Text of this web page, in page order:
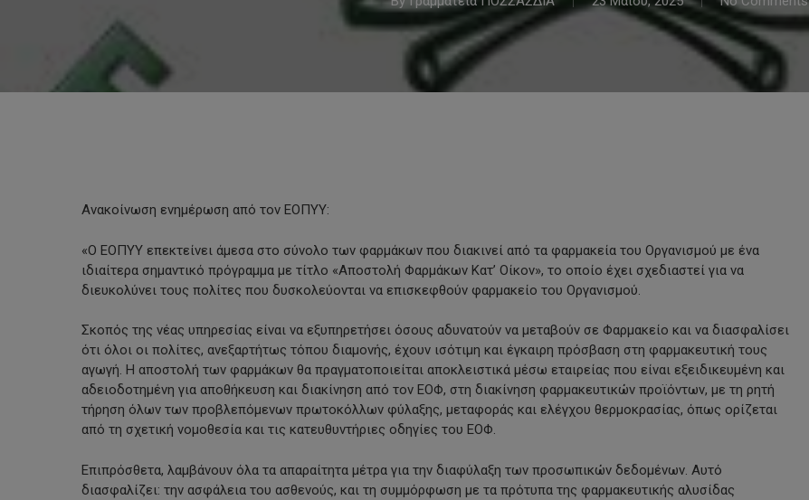
Hit enter to search or ESC to close
Ανακοίνωση ενημέρωση από τον ΕΟΠΥΥ:
«Ο ΕΟΠΥΥ επεκτείνει άμεσα στο σύνολο των φαρμάκων που διακινεί από τα φαρμακεία του Οργανισμού με ένα
ιδιαίτερα σημαντικό πρόγραμμα με τίτλο «Αποστολή Φαρμάκων Κατ’ Οίκον», το οποίο έχει σχεδιαστεί για να
διευκολύνει τους πολίτες που δυσκολεύονται να επισκεφθούν φαρμακείο του Οργανισμού.
Σκοπός της νέας υπηρεσίας είναι να εξυπηρετήσει όσους αδυνατούν να μεταβούν σε Φαρμακείο και να διασφαλίσει
ότι όλοι οι πολίτες, ανεξαρτήτως τόπου διαμονής, έχουν ισότιμη και έγκαιρη πρόσβαση στη φαρμακευτική τους
αγωγή. Η αποστολή των φαρμάκων θα πραγματοποιείται αποκλειστικά μέσω εταιρείας που είναι εξειδικευμένη και
αδειοδοτημένη για αποθήκευση και διακίνηση από τον ΕΟΦ, στη διακίνηση φαρμακευτικών προϊόντων, με τη ρητή
τήρηση όλων των προβλεπόμενων πρωτοκόλλων φύλαξης, μεταφοράς και ελέγχου θερμοκρασίας, όπως ορίζεται
από τη σχετική νομοθεσία και τις κατευθυντήριες οδηγίες του ΕΟΦ.
Επιπρόσθετα, λαμβάνουν όλα τα απαραίτητα μέτρα για την διαφύλαξη των προσωπικών δεδομένων. Αυτό
διασφαλίζει: την ασφάλεια του ασθενούς, και τη συμμόρφωση με τα πρότυπα της φαρμακευτικής αλυσίδας